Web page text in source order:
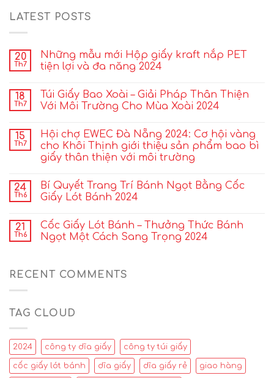
LATEST POSTS
20
Th7
Những mẫu mới Hộp giấy kraft nắp PET
tiện lợi và đa năng 2024
18
Th7
Túi Giấy Bao Xoài – Giải Pháp Thân Thiện
Với Môi Trường Cho Mùa Xoài 2024
15
Th7
Hội chợ EWEC Đà Nẵng 2024: Cơ hội vàng
cho Khôi Thịnh giới thiệu sản phẩm bao bì
giấy thân thiện với môi trường
24
Th6
Bí Quyết Trang Trí Bánh Ngọt Bằng Cốc
Giấy Lót Bánh 2024
21
Th6
Cốc Giấy Lót Bánh – Thưởng Thức Bánh
Ngọt Một Cách Sang Trọng 2024
RECENT COMMENTS
TAG CLOUD
2024 công ty dĩa giấy công ty túi giấy
cốc giấy lót bánh dĩa giấy dĩa giấy rẻ giao hàng